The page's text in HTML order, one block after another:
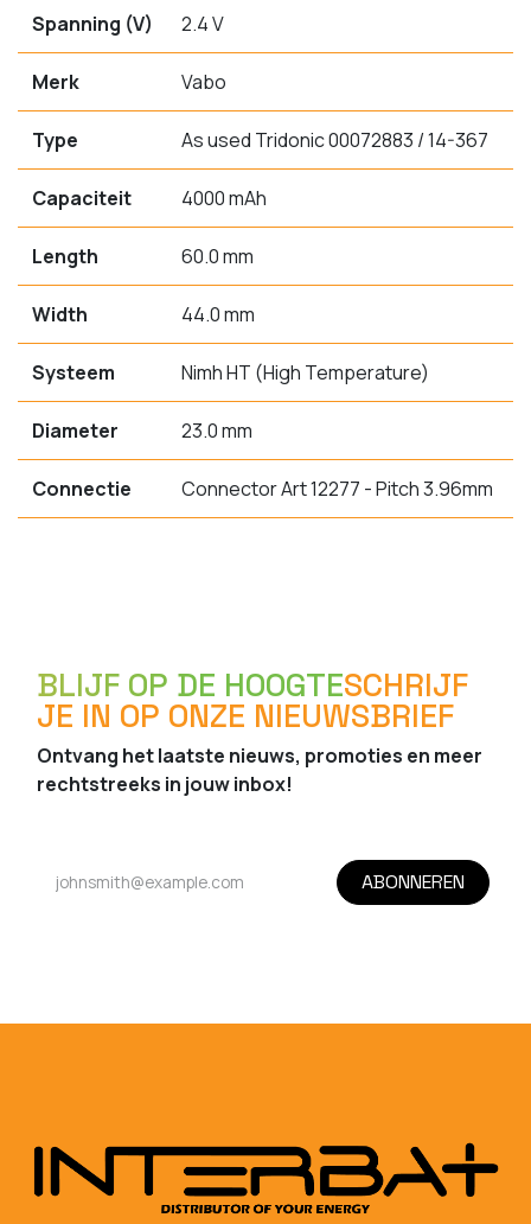
Spanning (V) 2.4 V
Merk Vabo
Type As used Tridonic 00072883 / 14-367
Capaciteit 4000 mAh
Length 60.0 mm
Width 44.0 mm
Systeem Nimh HT (High Temperature)
Diameter 23.0 mm
Connectie Connector Art 12277 - Pitch 3.96mm
BLIJF OP DE HOOGTESCHRIJF
JE IN OP ONZE NIEUWSBRIEF
Ontvang het laatste nieuws, promoties en meer
rechtstreeks in jouw inbox!
ABONNEREN